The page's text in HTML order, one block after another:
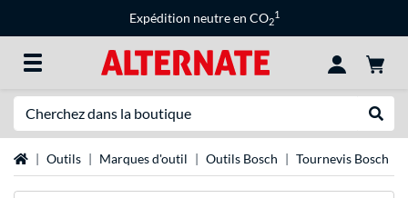
Expédition neutre en CO2
1
Page d'accueil
Outils Marques d'outil Outils Bosch Tournevis Bosch